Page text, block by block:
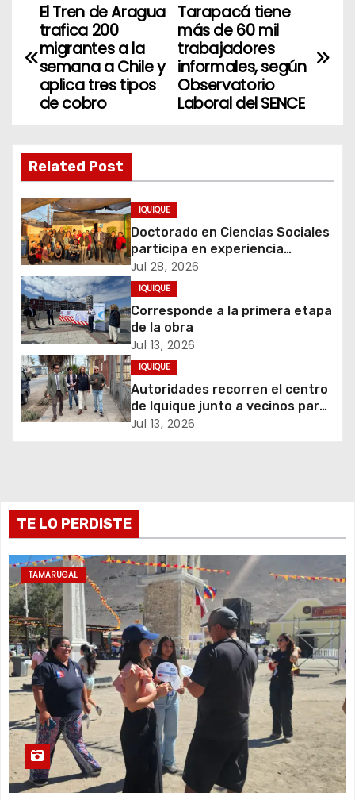
N
a
g
a
c
i
ó
n
d
e
e
r
a
d
a
s
Tarapacá tiene
más de 60 mil
trabajadores
informales, según
Observatorio
Laboral del SENCE
El Tren de Aragua
trafica 200
migrantes a la
semana a Chile y
aplica tres tipos
de cobro
Related Post
IQUIQUE
Doctorado en Ciencias Sociales
participa en experiencia
comunitaria sobre cuidados y
migración
Jul 28, 2026
IQUIQUE
Corresponde a la primera etapa
de la obra
Jul 13, 2026
IQUIQUE
Autoridades recorren el centro
de Iquique junto a vecinos para
abordar problemáticas y
Jul 13, 2026
TE LO PERDISTE
TAMARUGAL